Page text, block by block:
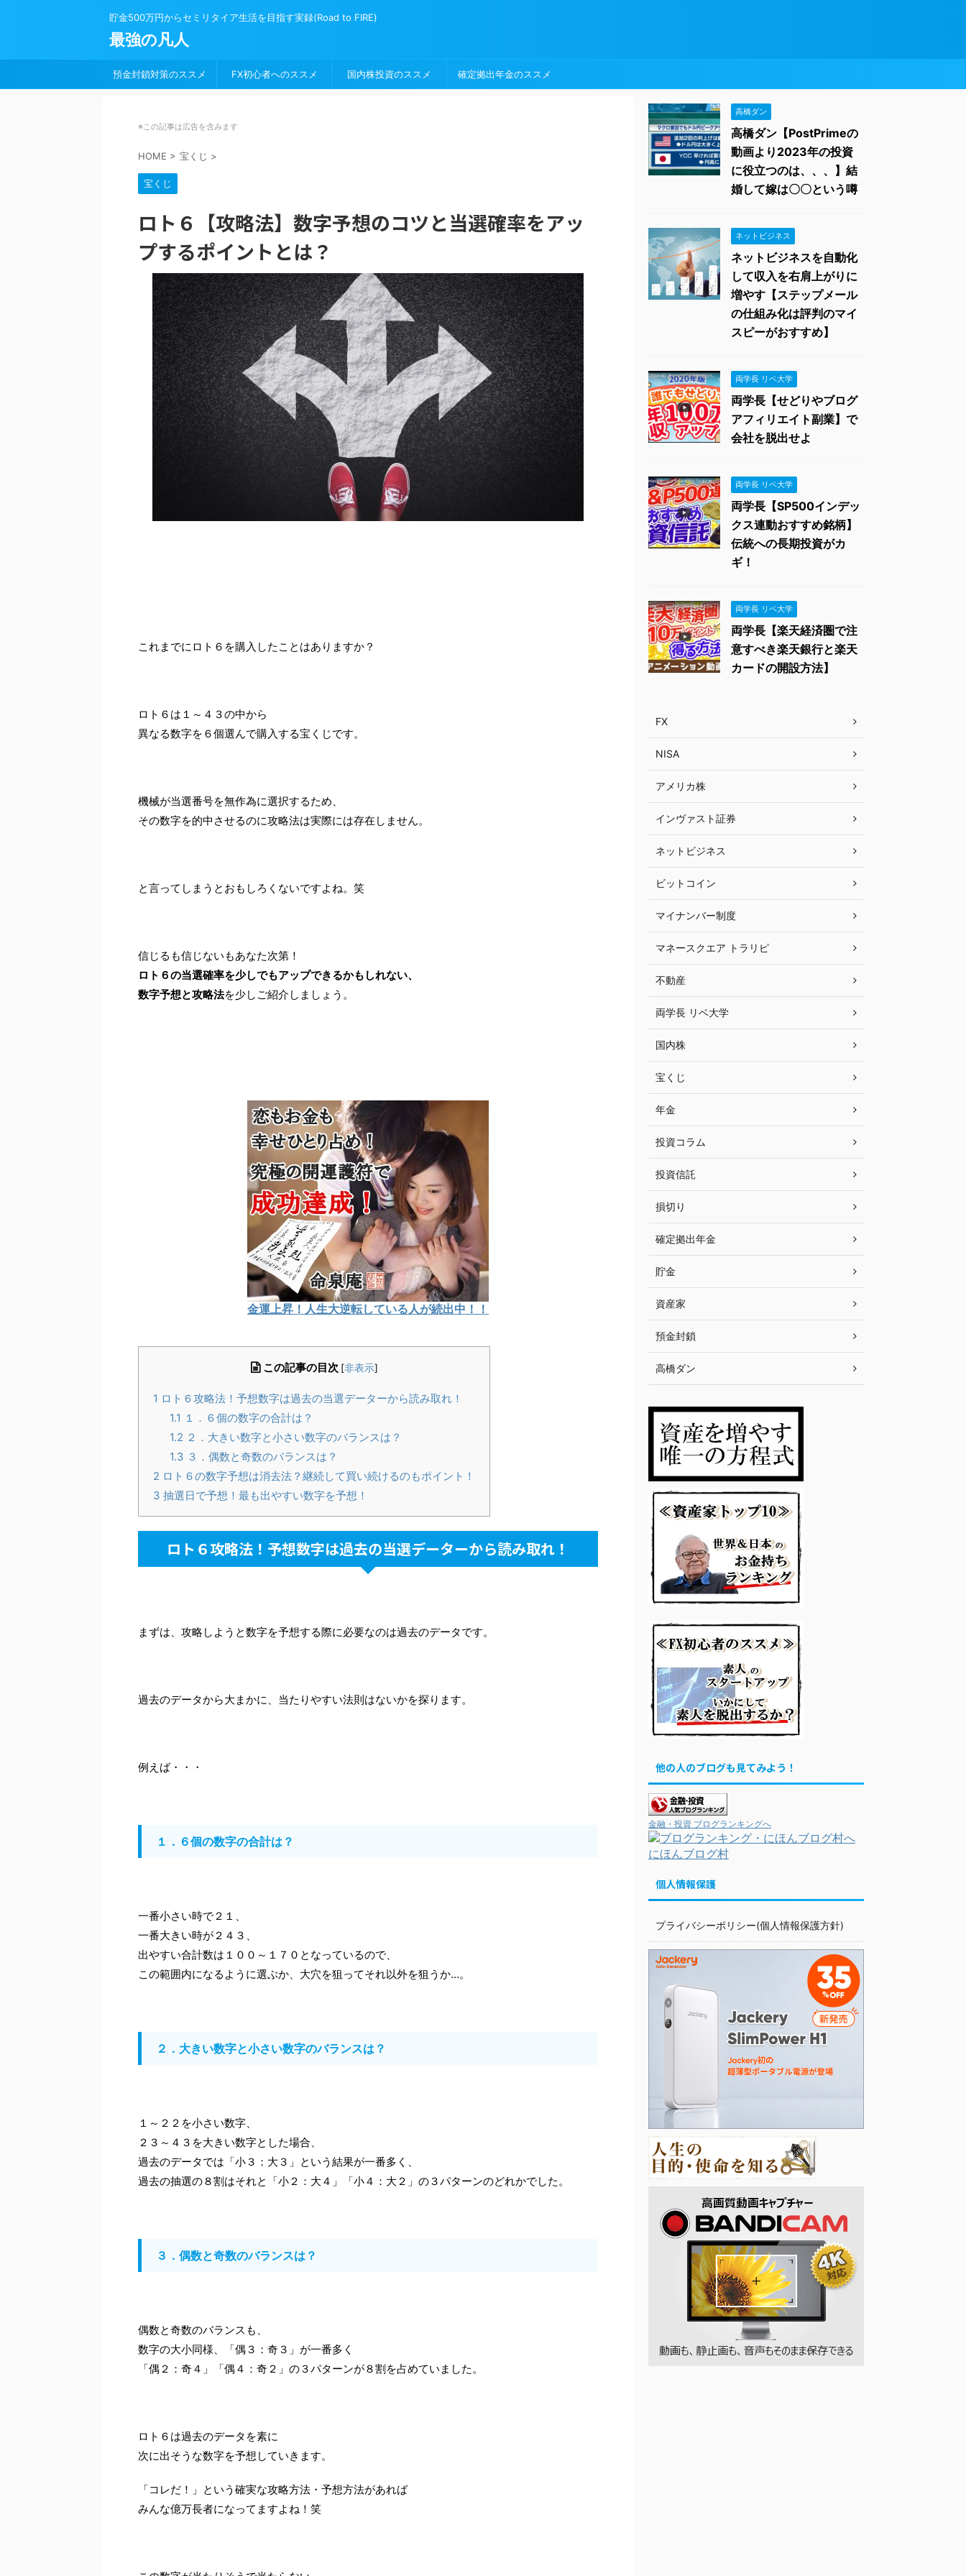
貯金500万円からセミリタイア生活を目指す実録(Road to FIRE)
最強の凡人
預金封鎖対策のススメ FX初心者へのススメ 国内株投資のススメ 確定拠出年金のススメ
※この記事は広告を含みます
HOME > 宝くじ >
宝くじ
ロト６【攻略法】数字予想のコツと当選確率をアッ
プするポイントとは？
これまでにロト６を購入したことはありますか？
ロト６は１～４３の中から
異なる数字を６個選んで購入する宝くじです。
機械が当選番号を無作為に選択するため、
その数字を的中させるのに攻略法は実際には存在しません。
と言ってしまうとおもしろくないですよね。笑
信じるも信じないもあなた次第！
ロト６の当選確率を少しでもアップできるかもしれない、
数字予想と攻略法を少しご紹介しましょう。
金運上昇！人生大逆転している人が続出中！！
この記事の目次 [非表示]
1 ロト６攻略法！予想数字は過去の当選データーから読み取れ！
1.1 １．６個の数字の合計は？
1.2 ２．大きい数字と小さい数字のバランスは？
1.3 ３．偶数と奇数のバランスは？
2 ロト６の数字予想は消去法？継続して買い続けるのもポイント！
3 抽選日で予想！最も出やすい数字を予想！
ロト６攻略法！予想数字は過去の当選データーから読み取れ！
まずは、攻略しようと数字を予想する際に必要なのは過去のデータです。
過去のデータから大まかに、当たりやすい法則はないかを探ります。
例えば・・・
１．６個の数字の合計は？
一番小さい時で２１、
一番大きい時が２４３、
出やすい合計数は１００～１７０となっているので、
この範囲内になるように選ぶか、大穴を狙ってそれ以外を狙うか…。
２．大きい数字と小さい数字のバランスは？
１～２２を小さい数字、
２３～４３を大きい数字とした場合、
過去のデータでは「小３：大３」という結果が一番多く、
過去の抽選の８割はそれと「小２：大４」「小４：大２」の３パターンのどれかでした。
３．偶数と奇数のバランスは？
偶数と奇数のバランスも、
数字の大小同様、「偶３：奇３」が一番多く
「偶２：奇４」「偶４：奇２」の３パターンが８割を占めていました。
ロト６は過去のデータを素に
次に出そうな数字を予想していきます。
「コレだ！」という確実な攻略方法・予想方法があれば
みんな億万長者になってますよね！笑
高橋ダン
高橋ダン【PostPrimeの
動画より2023年の投資
に役立つのは、、、】結
婚して嫁は〇〇という噂
ネットビジネス
ネットビジネスを自動化
して収入を右肩上がりに
増やす【ステップメール
の仕組み化は評判のマイ
スピーがおすすめ】
両学長 リベ大学
両学長【せどりやブログ
アフィリエイト副業】で
会社を脱出せよ
両学長 リベ大学
両学長【SP500インデッ
クス連動おすすめ銘柄】
伝統への長期投資がカ
ギ！
両学長 リベ大学
両学長【楽天経済圏で注
意すべき楽天銀行と楽天
カードの開設方法】
FX
NISA
アメリカ株
インヴァスト証券
ネットビジネス
ビットコイン
マイナンバー制度
マネースクエア トラリピ
不動産
両学長 リベ大学
国内株
宝くじ
年金
投資コラム
投資信託
損切り
確定拠出年金
貯金
資産家
預金封鎖
高橋ダン
他の人のブログも見てみよう！
金融・投資 ブログランキングへ
にほんブログ村
個人情報保護
プライバシーポリシー(個人情報保護方針)